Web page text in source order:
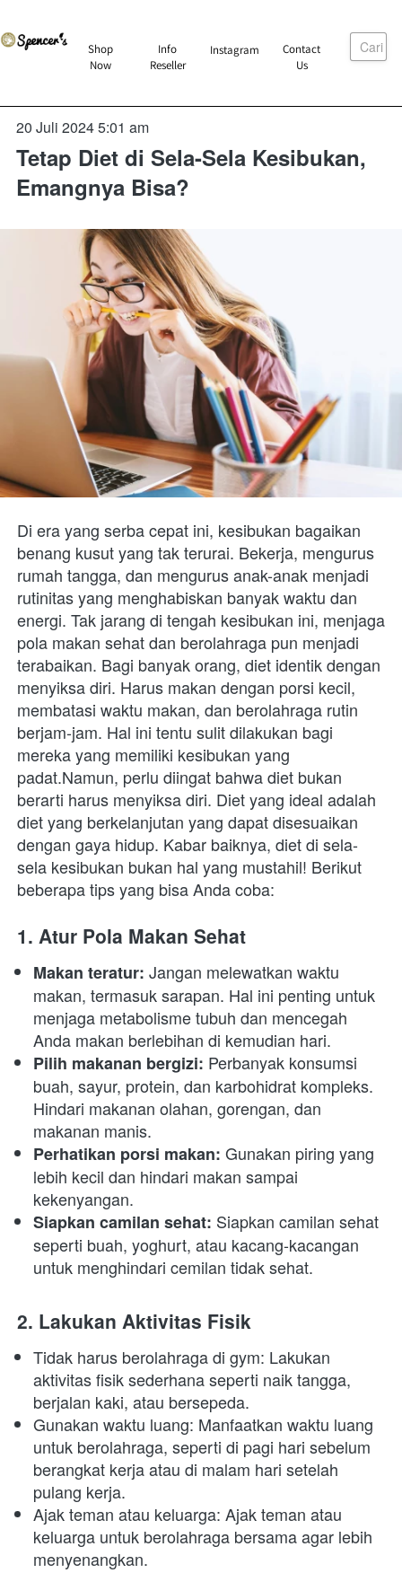
`
Shop
Now
` Info
Reseller
`Instagram `
Contact
Us
Cari
20 Juli 2024 5:01 am
Tetap Diet di Sela-Sela Kesibukan,
Emangnya Bisa?
Di era yang serba cepat ini, kesibukan bagaikan
benang kusut yang tak terurai. Bekerja, mengurus
rumah tangga, dan mengurus anak-anak menjadi
rutinitas yang menghabiskan banyak waktu dan
energi. Tak jarang di tengah kesibukan ini, menjaga
pola makan sehat dan berolahraga pun menjadi
terabaikan. Bagi banyak orang, diet identik dengan
menyiksa diri. Harus makan dengan porsi kecil,
membatasi waktu makan, dan berolahraga rutin
berjam-jam. Hal ini tentu sulit dilakukan bagi
mereka yang memiliki kesibukan yang
padat.Namun, perlu diingat bahwa diet bukan
berarti harus menyiksa diri. Diet yang ideal adalah
diet yang berkelanjutan yang dapat disesuaikan
dengan gaya hidup. Kabar baiknya, diet di sela-
sela kesibukan bukan hal yang mustahil! Berikut
beberapa tips yang bisa Anda coba:
1. Atur Pola Makan Sehat
Makan teratur: Jangan melewatkan waktu
makan, termasuk sarapan. Hal ini penting untuk
menjaga metabolisme tubuh dan mencegah
Anda makan berlebihan di kemudian hari.
Pilih makanan bergizi: Perbanyak konsumsi
buah, sayur, protein, dan karbohidrat kompleks.
Hindari makanan olahan, gorengan, dan
makanan manis.
Perhatikan porsi makan: Gunakan piring yang
lebih kecil dan hindari makan sampai
kekenyangan.
Siapkan camilan sehat: Siapkan camilan sehat
seperti buah, yoghurt, atau kacang-kacangan
untuk menghindari cemilan tidak sehat.
2. Lakukan Aktivitas Fisik
Tidak harus berolahraga di gym: Lakukan
aktivitas fisik sederhana seperti naik tangga,
berjalan kaki, atau bersepeda.
Gunakan waktu luang: Manfaatkan waktu luang
untuk berolahraga, seperti di pagi hari sebelum
berangkat kerja atau di malam hari setelah
pulang kerja.
Ajak teman atau keluarga: Ajak teman atau
keluarga untuk berolahraga bersama agar lebih
menyenangkan.